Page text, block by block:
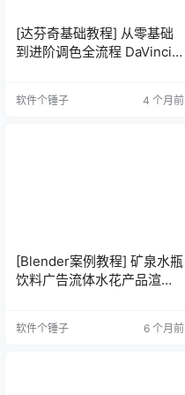
[达芬奇基础教程] 从零基础
到进阶调色全流程 DaVinci
软件个锤子 4 个月前
[Blender案例教程] 矿泉水瓶
饮料广告流体水花产品渲染
Commercials Using
软件个锤子 6 个月前